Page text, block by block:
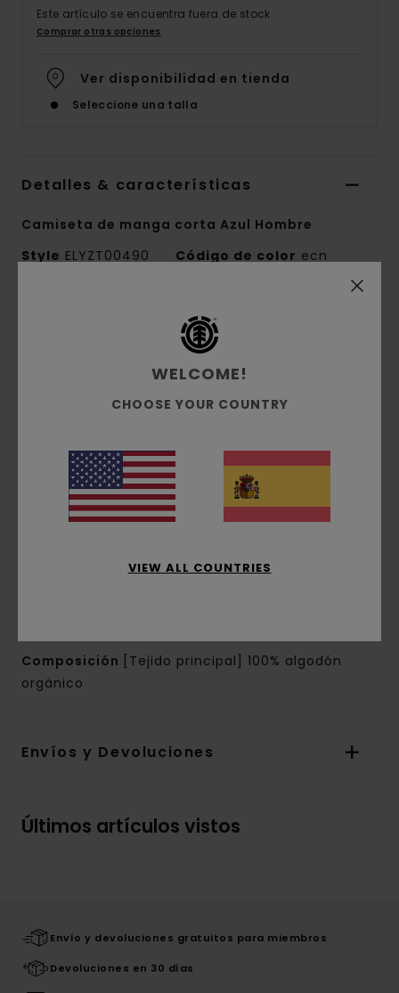
Este artículo se encuentra fuera de stock.
Comprar otras opciones
Ver disponibilidad en tienda
Seleccione una talla
Detalles & características
Camiseta de manga corta Azul Hombre
Style ELYZT00490 Código de color ecn
colección Mainline
tejido de punto de 100% algodón
orgánico [180 g/m2]
Cuello:Cuello redondo
Mangas:manga corta
Marca:estampados de base agua en el
Composición
[Tejido principal] 100% algodón
orgánico
Envíos y Devoluciones
Últimos artículos vistos
Envío y devoluciones gratuitos para miembros
Devoluciones en 30 días
WELCOME!
CHOOSE YOUR COUNTRY
VIEW ALL COUNTRIES